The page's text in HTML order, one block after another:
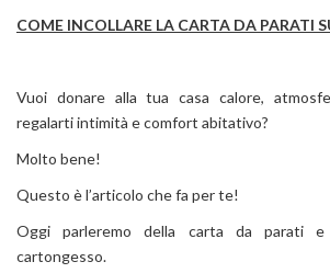
COME INCOLLARE LA CARTA DA PARATI
Vuoi donare alla tua casa calore,
regalarti intimità e comfort abitativo?
Molto bene!
Questo è l’articolo che fa per te!
Oggi parleremo della carta da parati e
cartongesso.